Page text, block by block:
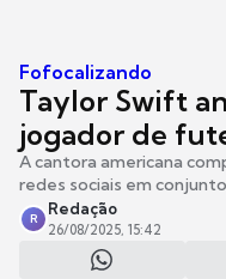
Fofocalizando
Taylor Swift
jogador de
A cantora americana
redes sociais em
R
Redação
26/08/2025, 15:42